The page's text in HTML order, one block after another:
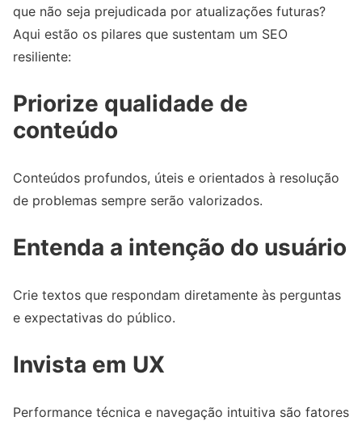
que não seja prejudicada por atualizações futuras?
Aqui estão os pilares que sustentam um SEO
resiliente:
Priorize qualidade de
conteúdo
Conteúdos profundos, úteis e orientados à resolução
de problemas sempre serão valorizados.
Entenda a intenção do usuário
Crie textos que respondam diretamente às perguntas
e expectativas do público.
Invista em UX
Performance técnica e navegação intuitiva são fatores